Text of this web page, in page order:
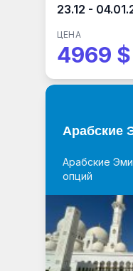
23.12 -
ЦЕНА
4969 $
Арабские
Арабские
опций